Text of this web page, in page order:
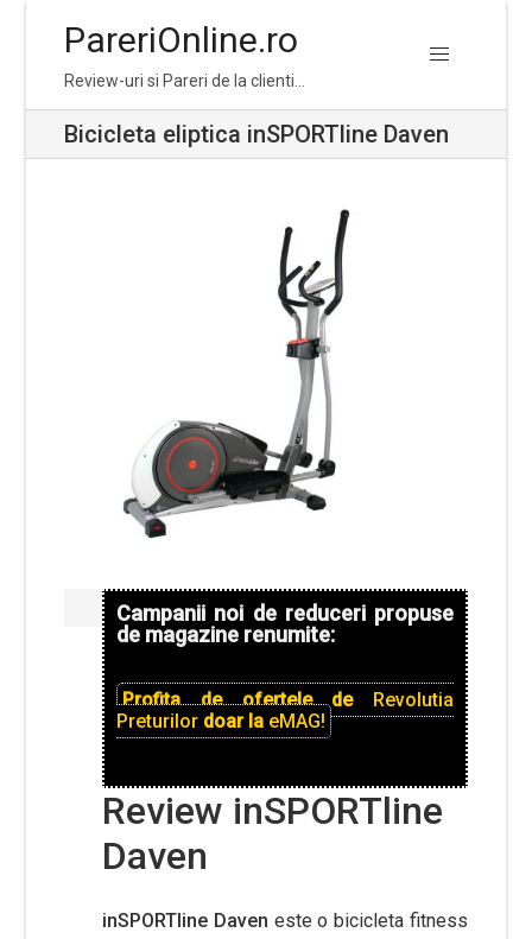
navigation
content
PareriOnline.ro
Review-uri si Pareri de la clienti…
Bicicleta eliptica inSPORTline Daven
Campanii noi de reduceri propuse
de magazine renumite:
Profita de ofertele de Revolutia
Preturilor doar la eMAG!
Review inSPORTline
Daven
inSPORTline Daven este o bicicleta fitness